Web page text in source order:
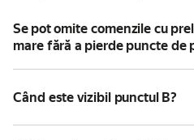
Se pot omite comenzile cu
mare fără a pierde puncte de
Când este vizibil punctul B?